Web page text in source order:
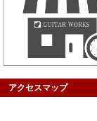
アクセスマップ